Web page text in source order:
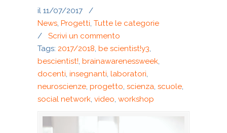
il 11/07/2017
/
News, Progetti, Tutte le categorie
/ Scrivi un commento
Tags: 2017/2018, be scientist!y3,
bescientist!, brainawarenessweek,
docenti, insegnanti, laboratori,
neuroscienze, progetto, scienza, scuole,
social network, video, workshop